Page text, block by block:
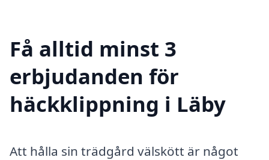
Få alltid minst 3
erbjudanden för
häckklippning i Läby
Att hålla sin trädgård välskött är något